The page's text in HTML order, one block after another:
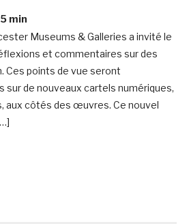
5 min
Museums & Galleries a invité le
et commentaires sur des
Ces points de vue seront
sur de nouveaux cartels numériques,
aux côtés des œuvres. Ce nouvel